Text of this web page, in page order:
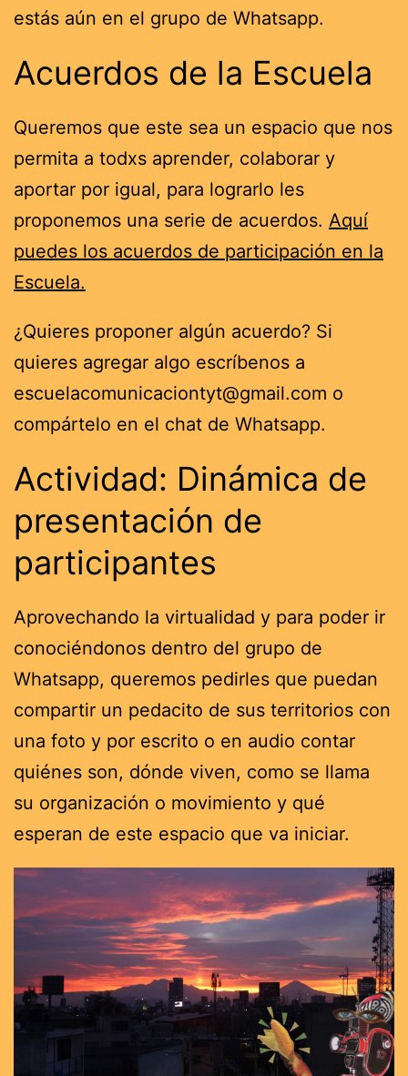
estás aún en el grupo de Whatsapp.
Acuerdos de la Escuela
Queremos que este sea un espacio que nos
permita a todxs aprender, colaborar y
aportar por igual, para lograrlo les
proponemos una serie de acuerdos. Aquí
puedes los acuerdos de participación en la
Escuela.
¿Quieres proponer algún acuerdo? Si
quieres agregar algo escríbenos a
escuelacomunicaciontyt@gmail.com o
compártelo en el chat de Whatsapp.
Actividad: Dinámica de
presentación de
participantes
Aprovechando la virtualidad y para poder ir
conociéndonos dentro del grupo de
Whatsapp, queremos pedirles que puedan
compartir un pedacito de sus territorios con
una foto y por escrito o en audio contar
quiénes son, dónde viven, como se llama
su organización o movimiento y qué
esperan de este espacio que va iniciar.